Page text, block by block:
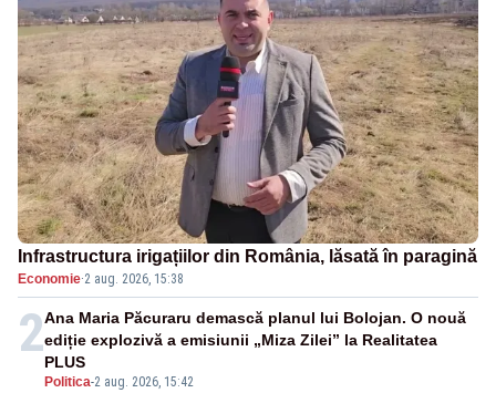
Infrastructura irigațiilor din România, lăsată în paragină
Economie·2 aug. 2026, 15:38
2
Politica-2 aug. 2026, 15:42
Ana Maria Păcuraru demască planul lui Bolojan. O nouă
ediție explozivă a emisiunii „Miza Zilei” la Realitatea
PLUS